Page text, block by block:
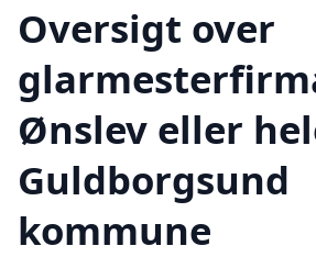
Oversigt over
Ønslev eller
Guldborgsund
kommune